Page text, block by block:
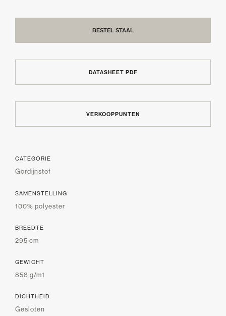
BESTEL STAAL
DATASHEET PDF
VERKOOPPUNTEN
CATEGORIE
Gordijnstof
SAMENSTELLING
100% polyester
BREEDTE
295 cm
GEWICHT
858 g/m1
DICHTHEID
Gesloten